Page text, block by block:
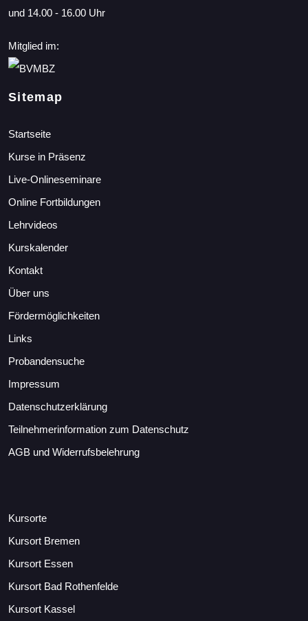
und 14.00 - 16.00 Uhr
Mitglied im:
Sitemap
Startseite
Kurse in Präsenz
Live-Onlineseminare
Online Fortbildungen
Lehrvideos
Kurskalender
Kontakt
Über uns
Fördermöglichkeiten
Links
Probandensuche
Impressum
Datenschutzerklärung
Teilnehmerinformation zum Datenschutz
AGB und Widerrufsbelehrung
Kursorte
Kursort Bremen
Kursort Essen
Kursort Bad Rothenfelde
Kursort Kassel